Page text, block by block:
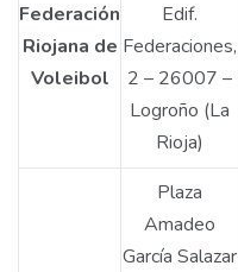
Federación
Riojana de
Voleibol
Edif.
Federaciones,
2 – 26007 –
Logroño (La
Rioja)
Plaza
Amadeo
García Salazar